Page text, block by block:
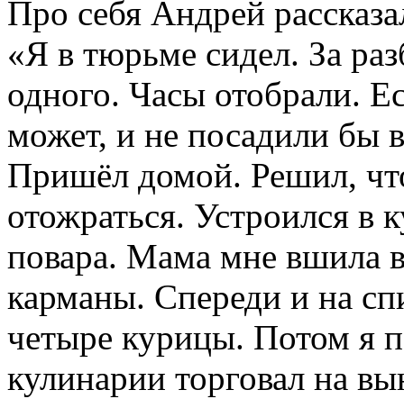
Пришёл домой. Решил,
отожраться. Устроился
повара. Мама мне вшила
карманы. Спереди и на
четыре курицы. Потом я
кулинарии торговал на
дают продуктов, а я
Жарко там. Вот. Сюда
В один из дней:
- Андрюх, а котлеты в